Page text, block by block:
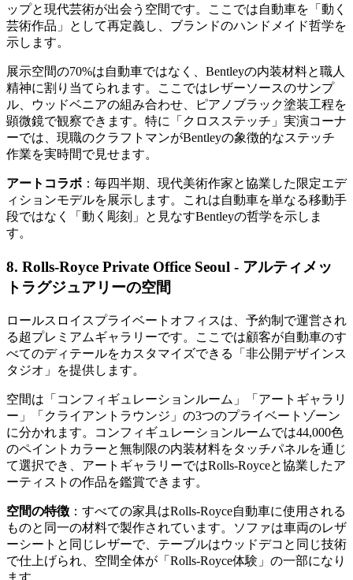
ップと現代芸術が出会う空間です。ここでは自動車を「動く
芸術作品」として再定義し、ブランドのハンドメイド哲学を
示します。
展示空間の70%は自動車ではなく、Bentleyの内装材料と職人
精神に割り当てられます。ここではレザーソースのサンプ
ル、ウッドベニアの組み合わせ、ピアノブラック塗装工程を
顕微鏡で観察できます。特に「クロスステッチ」実演コーナ
ーでは、現職のクラフトマンがBentleyの象徴的なステッチ
作業を実時間で見せます。
アートコラボ ：毎四半期、現代美術作家と協業した限定エデ
ィションモデルを展示します。これは自動車を単なる移動手
段ではなく「動く彫刻」と見なすBentleyの哲学を示しま
す。
8. Rolls-Royce Private Office Seoul - アルティメッ
トラグジュアリーの空間
ロールスロイスプライベートオフィスは、予約制で運営され
る超プレミアムギャラリーです。ここでは顧客が自動車のす
べてのディテールをカスタマイズできる「非公開デザインス
タジオ」を提供します。
空間は「コンフィギュレーションルーム」「アートギャラリ
ー」「クライアントラウンジ」の3つのプライベートゾーン
に分かれます。コンフィギュレーションルームでは44,000色
のペイントカラーと無制限の内装材料をタッチパネルを通じ
て選択でき、アートギャラリーではRolls-Royceと協業したア
ーティストの作品を鑑賞できます。
空間の特徴 ：すべての家具はRolls-Royce自動車に使用される
ものと同一の材料で製作されています。ソファは車両のレザ
ーシートと同じレザーで、テーブルはウッドデコと同じ技術
で仕上げられ、空間全体が「Rolls-Royce体験」の一部になり
ます。